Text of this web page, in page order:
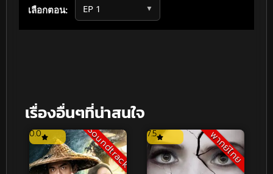
เลือกตอน: ▼
เรื่องอื่นๆที่น่าสนใจ
Soundtrack
0.0 พากย์ไทย
7.5